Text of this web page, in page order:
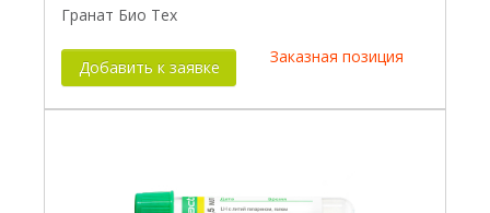
Гранат Био Тех
Добавить к заявке
Заказная позиция